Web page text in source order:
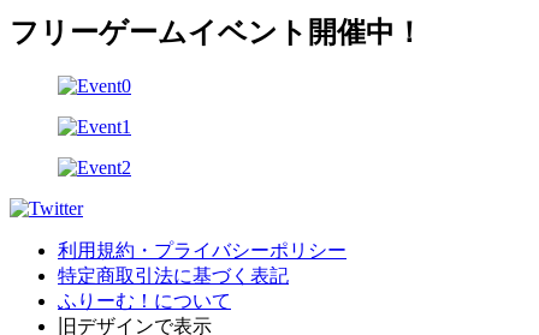
フリーゲームイベント開催中！
利用規約・プライバシーポリシー
特定商取引法に基づく表記
ふりーむ！について
旧デザインで表示